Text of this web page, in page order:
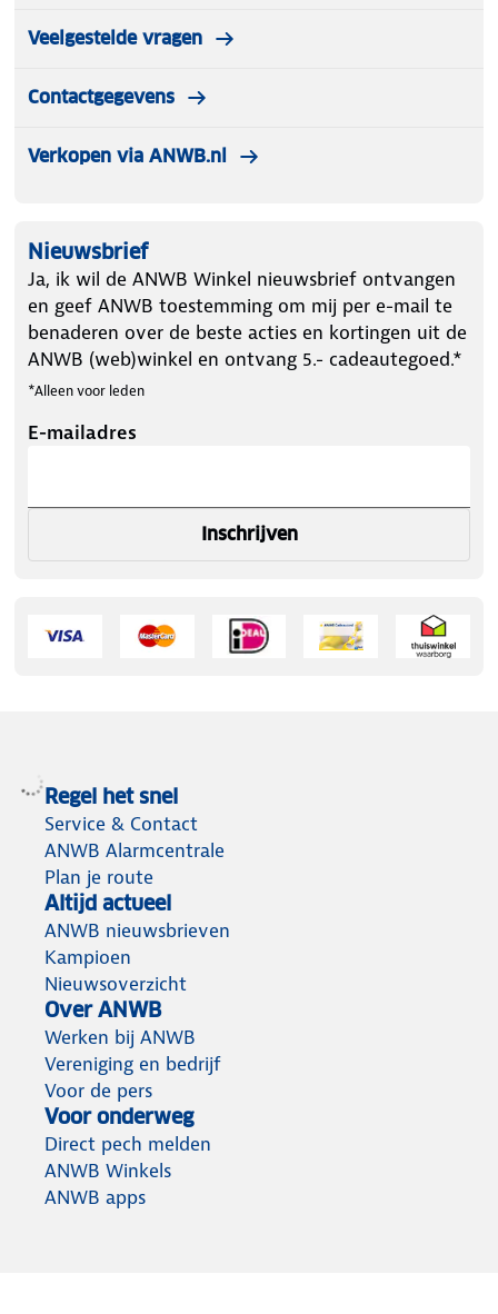
Veelgestelde vragen
Contactgegevens
Verkopen via ANWB.nl
Nieuwsbrief
Ja, ik wil de ANWB Winkel nieuwsbrief ontvangen
en geef ANWB toestemming om mij per e-mail te
benaderen over de beste acties en kortingen uit de
ANWB (web)winkel en ontvang 5.- cadeautegoed.*
*Alleen voor leden
E-mailadres
Inschrijven
Regel het snel
Service & Contact
ANWB Alarmcentrale
Plan je route
Altijd actueel
ANWB nieuwsbrieven
Kampioen
Nieuwsoverzicht
Over ANWB
Werken bij ANWB
Vereniging en bedrijf
Voor de pers
Voor onderweg
Direct pech melden
ANWB Winkels
ANWB apps